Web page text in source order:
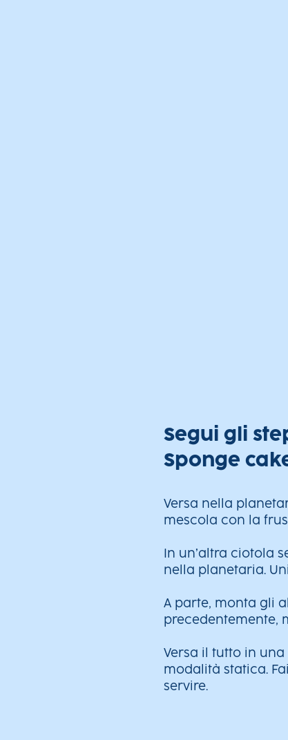
Segui gli
Sponge
Versa nella
mescola con la
In un’altra ciotola
nella planetaria.
A parte, monta gli
precedentemente,
Versa il tutto in
modalità statica.
servire.